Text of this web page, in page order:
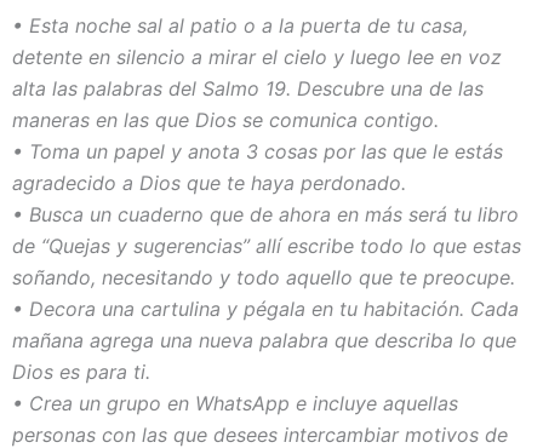
• Esta noche sal al patio o a la puerta de tu casa,
detente en silencio a mirar el cielo y luego lee en voz
alta las palabras del Salmo 19. Descubre una de las
maneras en las que Dios se comunica contigo.
• Toma un papel y anota 3 cosas por las que le estás
agradecido a Dios que te haya perdonado.
• Busca un cuaderno que de ahora en más será tu libro
de “Quejas y sugerencias” allí escribe todo lo que estas
soñando, necesitando y todo aquello que te preocupe.
• Decora una cartulina y pégala en tu habitación. Cada
mañana agrega una nueva palabra que describa lo que
Dios es para ti.
• Crea un grupo en WhatsApp e incluye aquellas
personas con las que desees intercambiar motivos de